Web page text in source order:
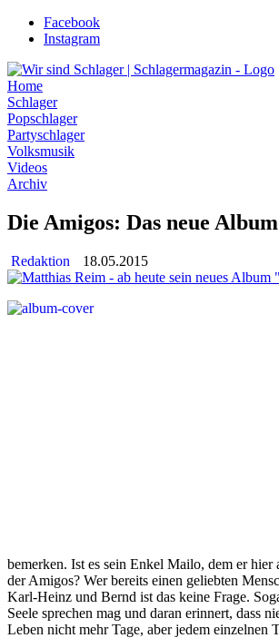
Zum
Inhalt
Facebook
Instagram
Home
Schlager
Popschlager
Partyschlager
Volksmusik
Videos
Archiv
Die Amigos: Das neue
Redaktion 18.05.2015
bemerken. Ist es sein Enkel Mailo, dem er
der Amigos? Wer bereits einen geliebten
Karl-Heinz und Bernd ist das keine Frage.
Seele sprechen mag und daran erinnert, dass
Leben nicht mehr Tage, aber jedem einzelnen